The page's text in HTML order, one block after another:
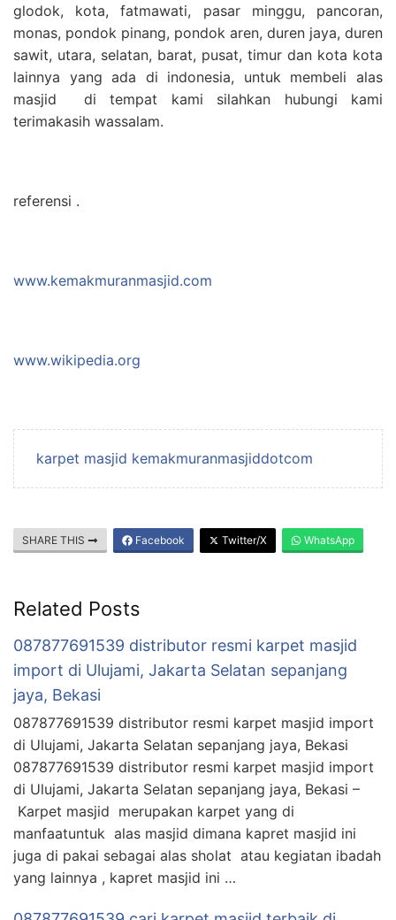
glodok, kota, fatmawati, pasar minggu, pancoran,
monas, pondok pinang, pondok aren, duren jaya, duren
sawit, utara, selatan, barat, pusat, timur dan kota kota
lainnya yang ada di indonesia, untuk membeli alas
masjid di tempat kami silahkan hubungi kami
terimakasih wassalam.
referensi .
www.kemakmuranmasjid.com
www.wikipedia.org
karpet masjid kemakmuranmasjiddotcom
SHARE THIS Facebook Twitter/X WhatsApp
Related Posts
087877691539 distributor resmi karpet masjid
import di Ulujami, Jakarta Selatan sepanjang
jaya, Bekasi
087877691539 distributor resmi karpet masjid import
di Ulujami, Jakarta Selatan sepanjang jaya, Bekasi
087877691539 distributor resmi karpet masjid import
di Ulujami, Jakarta Selatan sepanjang jaya, Bekasi –
Karpet masjid merupakan karpet yang di
manfaatuntuk alas masjid dimana kapret masjid ini
juga di pakai sebagai alas sholat atau kegiatan ibadah
yang lainnya , kapret masjid ini …